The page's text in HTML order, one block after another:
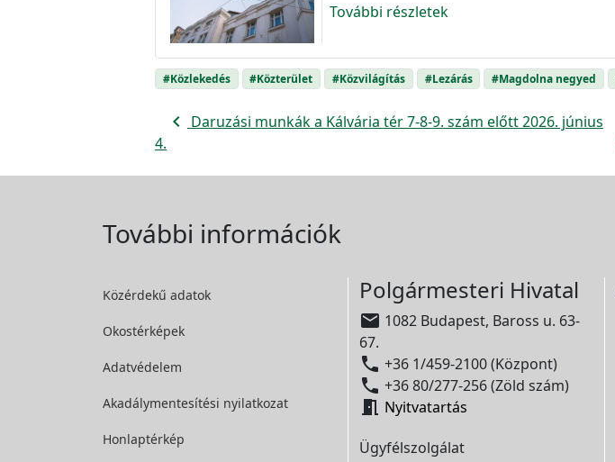
További részletek
#Közlekedés #Közterület #Közvilágítás #Lezárás #Magdolna negyed
navigate_before Daruzási munkák a Kálvária tér 7-8-9. szám előtt 2026. június
4.
További információk
Közérdekű adatok
Okostérképek
Adatvédelem
Akadálymentesítési nyilatkozat
Honlaptérkép
Polgármesteri Hivatal
 1082 Budapest, Baross u. 63-
67.
 +36 1/459-2100 (Központ)
 +36 80/277-256 (Zöld szám)
 Nyitvatartás
Ügyfélszolgálat